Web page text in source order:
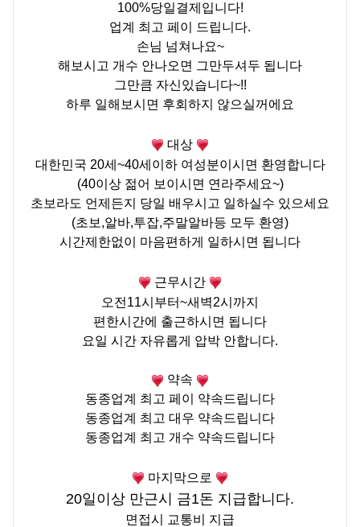
100%당일결제입니다!
업계 최고 페이 드립니다.
손님 넘쳐나요~
해보시고 개수 안나오면 그만두셔두 됩니다
그만큼 자신있습니다~!!
하루 일해보시면 후회하지 않으실꺼에요
대상
대한민국 20세 ~40세이하 여성분이시면 환영합니다
(40이상 젊어 보이시면 연라주세요~)
초보라도 언제든지 당일 배우시고 일하실수 있으세요
(초보 ,알바,투잡,주말알바등 모두 환영)
시간제한없이 마음편하게 일하시면 됩니다
근무시간
오전11시부터~새벽2시까지
편한시간에 출근하시면 됩니다
요일 시간 자유롭게 압박 안합니다.
약속
동종업계 최고 페이
약속드립니다
동종업계 최고 대우 약속드립니다
동종업계 최고 개수 약속드립니다
마지막으로
20일이상 만근시 금1돈 지급합니다.
면접시 교통비 지급